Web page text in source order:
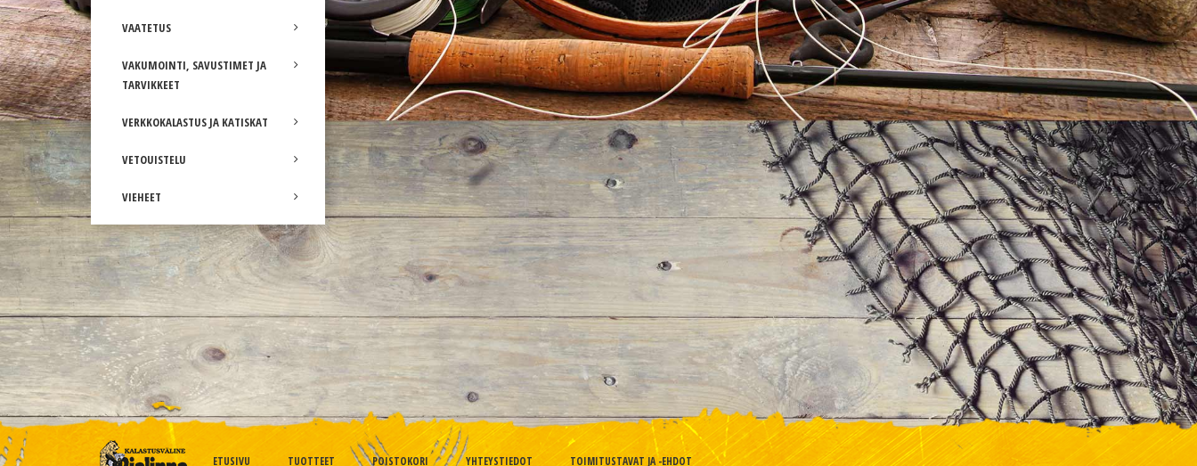
VAATETUS
VAKUMOINTI, SAVUSTIMET JA
TARVIKKEET
VERKKOKALASTUS JA KATISKAT
VETOUISTELU
VIEHEET
ETUSIVU TUOTTEET POISTOKORI YHTEYSTIEDOT TOIMITUSTAVAT JA -EHDOT